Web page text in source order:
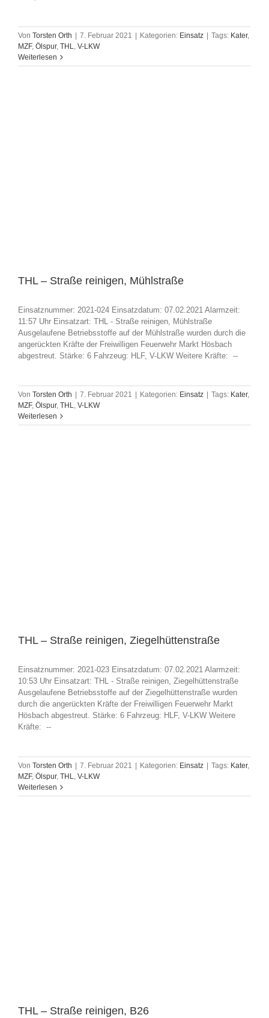
Von Torsten Orth | 7. Februar 2021 | Kategorien: Einsatz | Tags: Kater,
MZF, Ölspur, THL
V-LKW
Weiterlesen
THL – Straße reinigen, Mühlstraße
Einsatznummer: 2021-024 Einsatzdatum: 07.02.2021 Alarmzeit:
11:57 Uhr Einsatzart: THL - Straße reinigen, Mühlstraße
Ausgelaufene Betriebsstoffe auf der Mühlstraße wurden durch die
angerückten Kräfte der Freiwilligen Feuerwehr Markt Hösbach
abgestreut. Stärke: 6 Fahrzeug: HLF, V-LKW Weitere Kräfte: --
Von Torsten Orth 7. Februar 2021 Kategorien: Einsatz Tags: Kater,
MZF, Ölspur, THL, V-LKW
Weiterlesen
THL – Straße reinigen, Ziegelhüttenstraße
Einsatznummer: 2021-023 Einsatzdatum: 07.02.2021 Alarmzeit:
10:53 Uhr Einsatzart: THL - Straße reinigen, Ziegelhüttenstraße
Ausgelaufene Betriebsstoffe auf der Ziegelhüttenstraße wurden
durch die angerückten Kräfte der Freiwilligen Feuerwehr Markt
Hösbach abgestreut. Stärke: 6 Fahrzeug: HLF, V-LKW Weitere
Kräfte: --
Von Torsten Orth | 7. Februar 2021 | Kategorien: Einsatz | Tags: Kater,
MZF, Ölspur, THL
V-LKW
Weiterlesen
THL – Straße reinigen, B26